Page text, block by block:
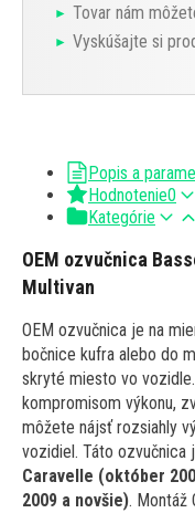
Tovar nám
Vyskúšajte si
Popis a
Hodnotenie0
Kategórie
OEM ozvučnica
Multivan
OEM ozvučnica je na
bočnice kufra alebo do
skryté miesto vo
kompromisom výkonu,
môžete nájsť rozsiahly
vozidiel. Táto ozvučnica
Caravelle (október
2009 a novšie). Montáž